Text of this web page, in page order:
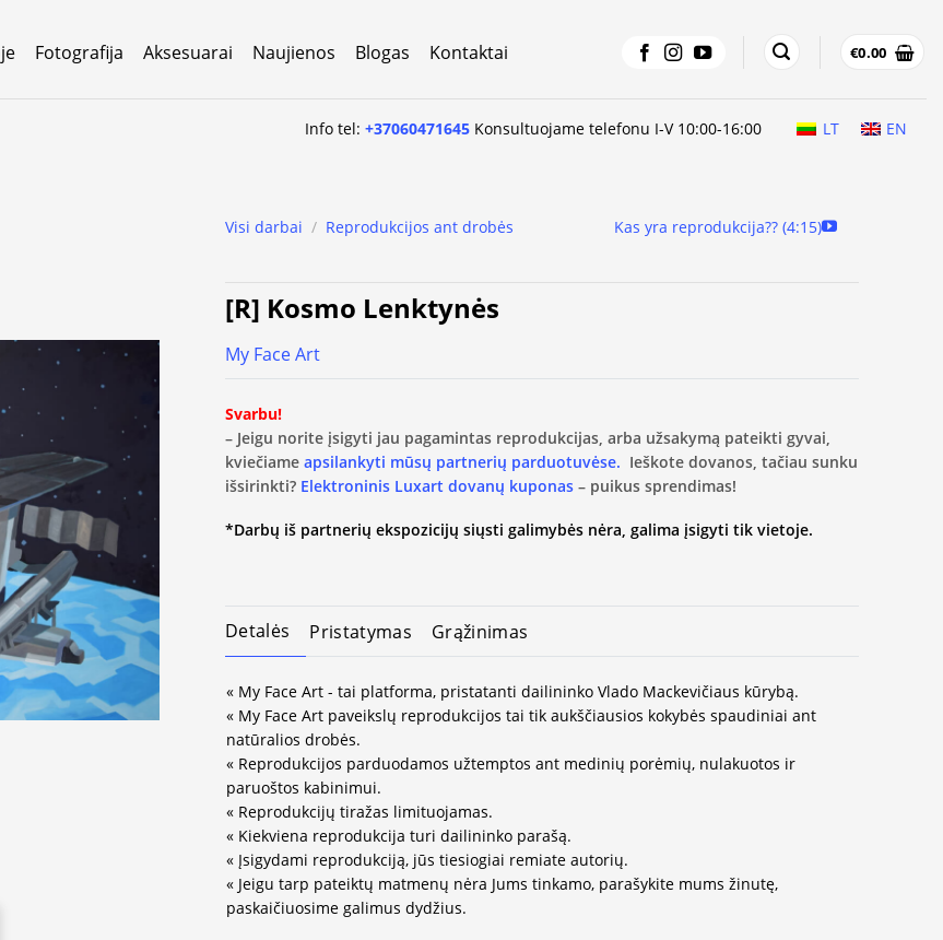
Fotografija Aksesuarai Naujienos Blogas Kontaktai €0.00
Info tel:+37060471645 Konsultuojame telefonu I-V 10:00-16:00 LT EN
Visi darbai / Reprodukcijos ant drobės Kas yra reprodukcija?? (4:15)
[R] Kosmo Lenktynės
My Face Art
Svarbu!
– Jeigu norite įsigyti jau pagamintas reprodukcijas, arba užsakymą pateikti gyvai,
kviečiame apsilankyti mūsų partnerių parduotuvėse. Ieškote dovanos, tačiau sunku
išsirinkti? Elektroninis Luxart dovanų kuponas – puikus sprendimas!
*Darbų iš partnerių ekspozicijų siųsti galimybės nėra, galima įsigyti tik vietoje.
Detalės Pristatymas Grąžinimas
« My Face Art - tai platforma, pristatanti dailininko Vlado Mackevičiaus kūrybą.
« My Face Art paveikslų reprodukcijos tai tik aukščiausios kokybės spaudiniai ant
natūralios drobės.
« Reprodukcijos parduodamos užtemptos ant medinių porėmių, nulakuotos ir
paruoštos kabinimui.
« Reprodukcijų tiražas limituojamas.
« Kiekviena reprodukcija turi dailininko parašą.
« Įsigydami reprodukciją, jūs tiesiogiai remiate autorių.
« Jeigu tarp pateiktų matmenų nėra Jums tinkamo, parašykite mums žinutę,
paskaičiuosime galimus dydžius.